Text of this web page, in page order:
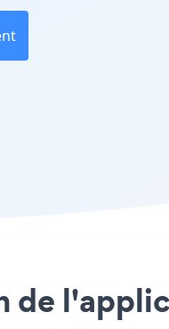
de